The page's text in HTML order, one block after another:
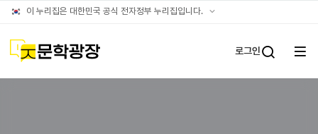
이 누리집은 대한민국 공식 전자정부 누리집입니다. 공식
문학광장 로그인
전체